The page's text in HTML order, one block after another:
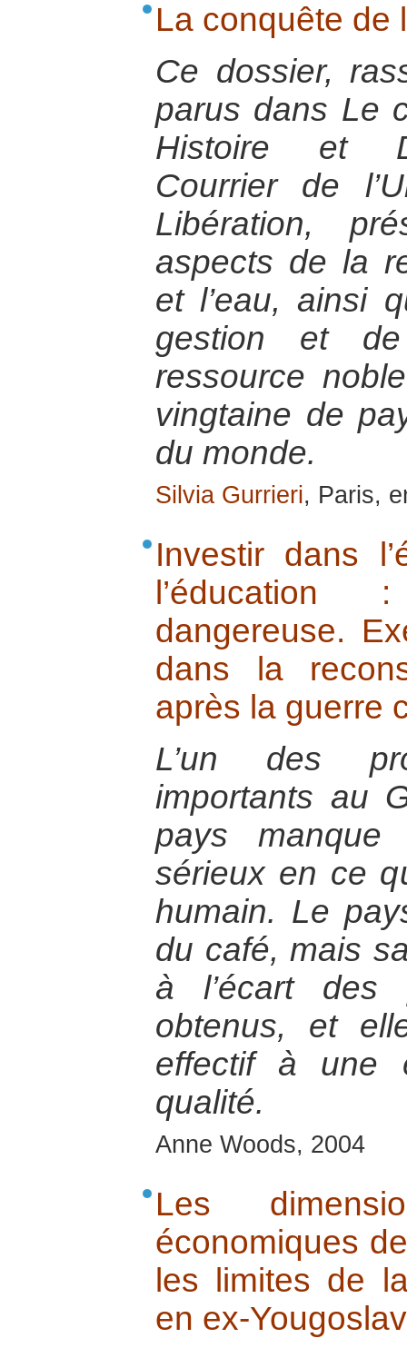
La conquête de
Ce dossier,
parus dans Le
Histoire et
Courrier de
Libération,
aspects de la
et l’eau, ainsi
gestion et
ressource
vingtaine de
du monde.
Silvia Gurrieri, Paris,
Investir dans
dangereuse.
dans la
après la guerre
L’un des
importants au
pays manque
sérieux en ce
humain. Le
du café, mais
à l’écart des
obtenus, et
effectif à une
qualité.
Anne Woods, 2004
Les
économiques
les limites de
en ex-